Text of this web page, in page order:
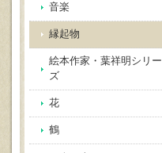
音楽
縁起物
絵本作家・葉祥明シリー
ズ
花
鶴